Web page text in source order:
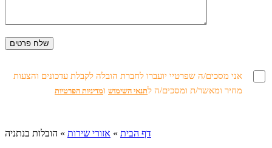
אני מסכים/ה שפרטיי יועברו לחברת הובלה לקבלת עדכונים והצעות
מחיר ומאשר/ת ומסכים/ה לתנאי השימוש ומדיניות הפרטיות
דף הבית » אזורי שירות » הובלות בנתניה